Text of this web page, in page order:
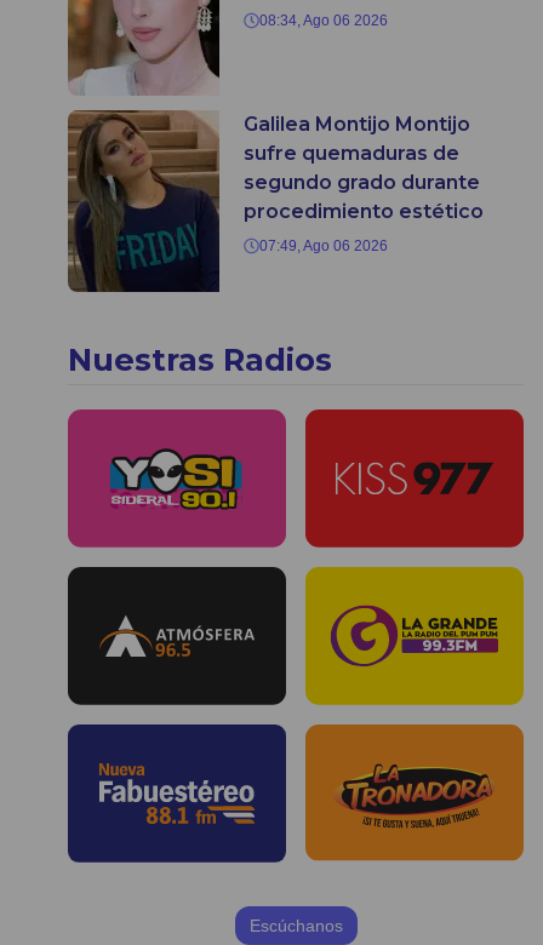
08:34, Ago 06 2026
Galilea Montijo Montijo
sufre quemaduras de
segundo grado durante
procedimiento estético
07:49, Ago 06 2026
Nuestras Radios
Escúchanos